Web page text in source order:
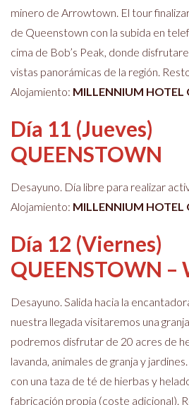
minero de Arrowtown. El tour
de Queenstown con la subida en
cima de Bob’s Peak, donde
vistas panorámicas de la región.
Alojamiento: MILLENNIUM HOTEL
Día 11 (Jueves)
QUEENSTOWN
Desayuno. Día libre para realizar
Alojamiento: MILLENNIUM HOTEL
Día 12 (Viernes)
QUEENSTOWN –
Desayuno. Salida hacia la
nuestra llegada visitaremos una
podremos disfrutar de 20 acres de
lavanda, animales de granja y
con una taza de té de hierbas y
fabricación propia (coste adicional).